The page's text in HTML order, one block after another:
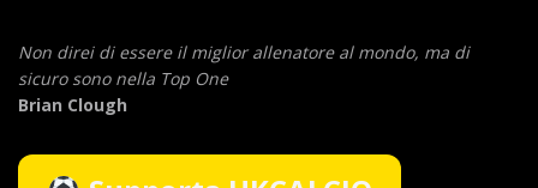
Non direi di essere il miglior allenatore al mondo, ma di
sicuro sono nella Top One
Brian Clough